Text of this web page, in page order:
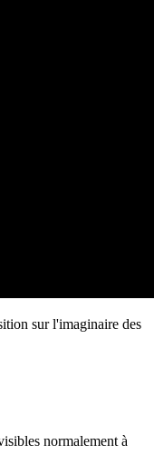
dans la région
sur l'imaginaire des
normalement à